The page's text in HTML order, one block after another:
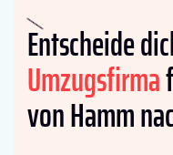
Entscheide
Umzugsfirma
von Hamm